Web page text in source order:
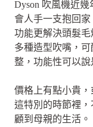
Dyson 吹風機近
會人手一支抱回
功能更解決頭髮
多種造型吹嘴，
整，功能性可以說
價格上有點小貴
這特別的時節裡
顧到母親的生活。